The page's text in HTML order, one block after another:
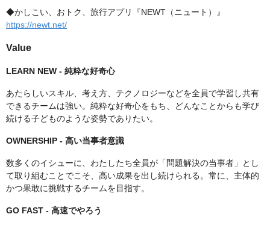
◆かしこい、おトク、旅行アプリ『NEWT（ニュート）』
https://newt.net/
Value
LEARN NEW - 純粋な好奇心
あたらしいスキル、考え方、テクノロジーなどを全員で学習し共有
できるチームは強い。純粋な好奇心をもち、どんなことからも学び
続ける子どものような姿勢でありたい。
OWNERSHIP - 高い当事者意識
数多くのイシューに、わたしたち全員が「問題解決の当事者」とし
て取り組むことでこそ、高い成果を出し続けられる。常に、主体的
かつ果敢に挑戦するチームを目指す。
GO FAST - 高速でやろう